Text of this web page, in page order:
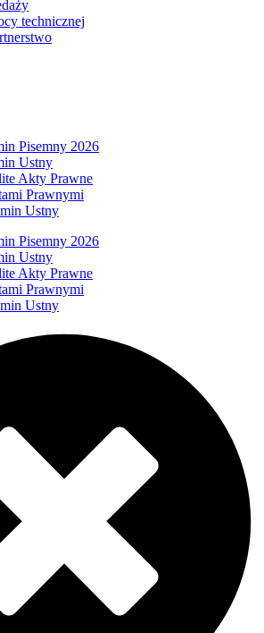
technicznej
Pisemny 2026
Ustny
Akty Prawne
Prawnymi
Ustny
Pisemny 2026
Ustny
Akty Prawne
Prawnymi
Ustny